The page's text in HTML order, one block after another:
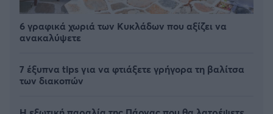
6 γραφικά χωριά των Κυκλάδων που αξίζει να
ανακαλύψετε
7 έξυπνα tips για να φτιάξετε γρήγορα τη βαλίτσα
των διακοπών